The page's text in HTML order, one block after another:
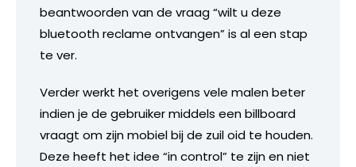
beantwoorden van de vraag “wilt u deze
bluetooth reclame ontvangen” is al een stap
te ver.
Verder werkt het overigens vele malen beter
indien je de gebruiker middels een billboard
vraagt om zijn mobiel bij de zuil oid te houden.
Deze heeft het idee “in control” te zijn en niet